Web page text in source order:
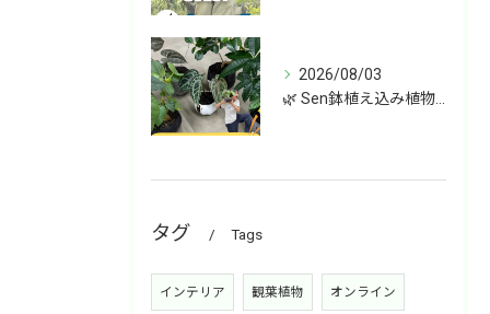
2026/08/03
🌿 Sen鉢植え込み植物 オンラインショップデビュー！ 🌿
タグ Tags
インテリア 観葉植物 オンライン